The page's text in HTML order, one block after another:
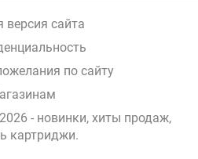
версия сайта
по сайту
- новинки, хиты продаж,
картриджи.